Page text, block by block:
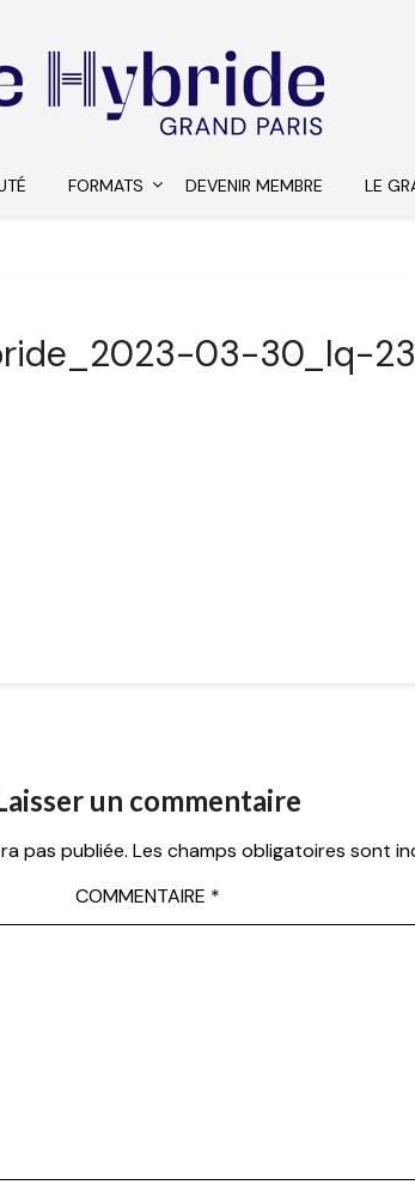
FORMATS DEVENIR MEMBRE LE
03-30_lq-
un commentaire
pas publiée. Les champs obligatoires sont
COMMENTAIRE *